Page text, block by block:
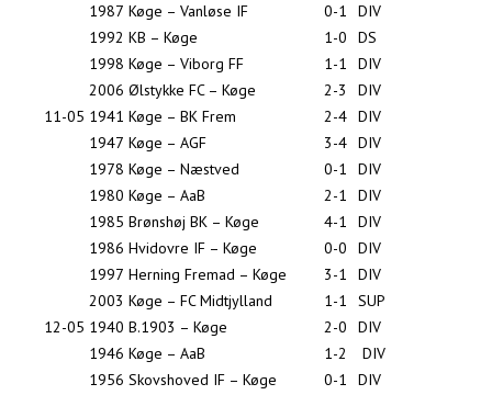
1987 Køge – Vanløse IF 0-1
DIV
1992 KB – Køge 1-0
DS
1998 Køge – Viborg FF 1-1
DIV
2006 Ølstykke FC – Køge 2-3
DIV
11-05 1941 Køge – BK Frem 2-4 DIV
1947 Køge – AGF 3-4 DIV
1978 Køge – Næstved 0-1
DIV
1980 Køge – AaB 2-1
DIV
1985 Brønshøj BK – Køge 4-1
DIV
1986 Hvidovre IF – Køge 0-0
DIV
1997 Herning Fremad – Køge 3-1
DIV
2003 Køge – FC Midtjylland 1-1
SUP
12-05 1940 B.1903 – Køge 2-0
DIV
1946 Køge – AaB 1-2
DIV
1956 Skovshoved IF – Køge 0-1
DIV